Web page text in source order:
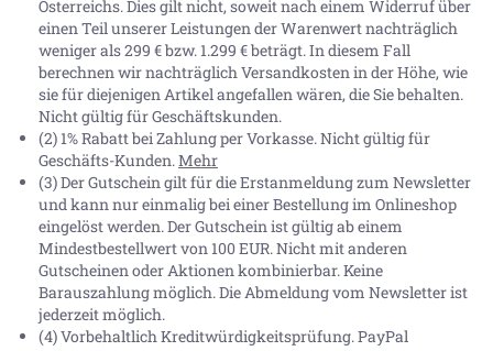
Österreichs. Dies gilt nicht, soweit nach einem Widerruf über
einen Teil unserer Leistungen der Warenwert nachträglich
weniger als 299 € bzw. 1.299 € beträgt. In diesem Fall
berechnen wir nachträglich Versandkosten in der Höhe, wie
sie für diejenigen Artikel angefallen wären, die Sie behalten.
Nicht gültig für Geschäftskunden.
(2) 1% Rabatt bei Zahlung per Vorkasse. Nicht gültig für
Geschäfts-Kunden.Mehr
(3) Der Gutschein gilt für die Erstanmeldung zum Newsletter
und kann nur einmalig bei einer Bestellung im Onlineshop
eingelöst werden. Der Gutschein ist gültig ab einem
Mindestbestellwert von 100 EUR. Nicht mit anderen
Gutscheinen oder Aktionen kombinierbar. Keine
Barauszahlung möglich. Die Abmeldung vom Newsletter ist
jederzeit möglich.
(4) Vorbehaltlich Kreditwürdigkeitsprüfung. PayPal